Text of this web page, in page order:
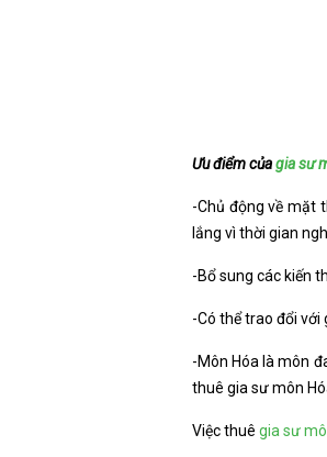
Ưu điểm củagia sư
-Chủ động về mặt
lắng vì thời gian
-Bổ sung các kiến
-Có thể trao đổi với
-Môn Hóa là môn
thuê gia sư môn
Việc thuê gia sư